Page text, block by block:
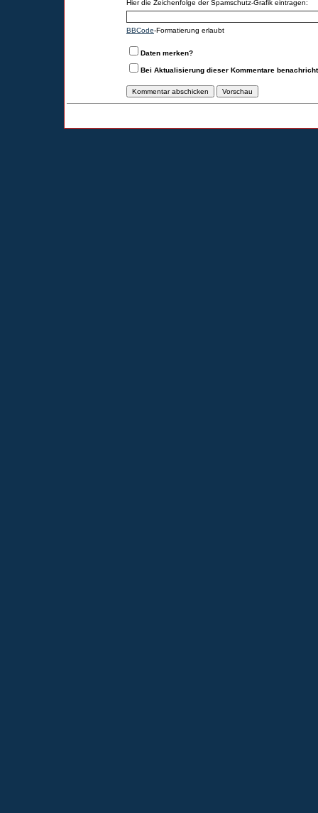
Hier die Zeichenfolge der Spamschutz-Grafik eintragen:
BBCode-Formatierung erlaubt
Daten merken?
Bei Aktualisierung dieser Kommentare